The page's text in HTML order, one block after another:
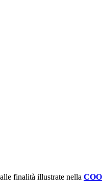
finalità illustrate nella